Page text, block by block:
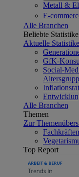
Metall &
E-
Alle Branchen
Beliebte
Aktuelle
GfK-
Social-
Alle Branchen
Themen
Zur
Top Report